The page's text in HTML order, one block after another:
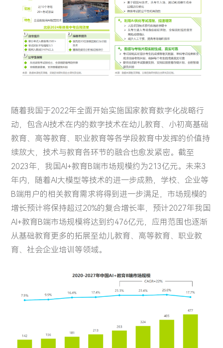
随着我国于2022年全面开始实施国家教育数字化战略行
动，包含AI技术在内的数字技术在幼儿教育、小初高基础
教育、高等教育、职业教育等各学段教育中发挥的价值持
续放大，技术与教育各环节的融合也愈发紧密。截至
2023年，我国AI+教育B端市场规模约为213亿元。未来3
年内，随着AI大模型等技术的进一步成熟，学校、企业等
B端用户的相关教育需求将得到进一步满足，市场规模的
增长预计将保持超过20%的复合增长率，预计2027年我国
AI+教育B端市场规模将达到约476亿元，应用范围也逐渐
从基础教育更多的拓展至幼儿教育、高等教育、职业教
育、社会企业培训等领域。